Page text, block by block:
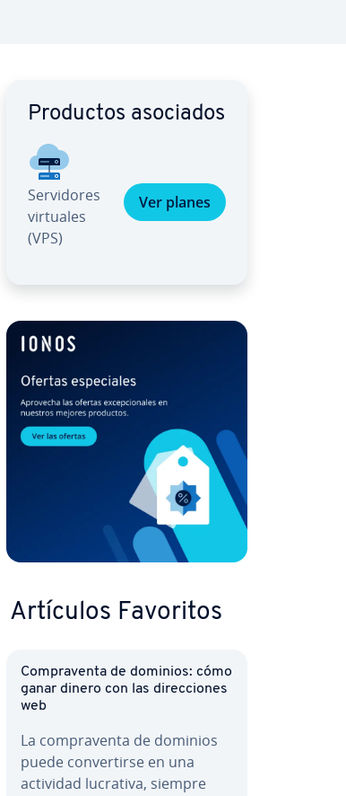
Productos asociados
Se­r­vi­do­res
virtuales
(VPS)
Ver planes
Artículos Favoritos
Co­m­pra­ve­n­ta de dominios: cómo
ganar dinero con las di­re­c­cio­nes
web
La co­m­pra­ve­n­ta de dominios
puede co­n­ve­r­ti­r­se en una
actividad lucrativa, siempre